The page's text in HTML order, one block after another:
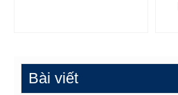
Bài viết